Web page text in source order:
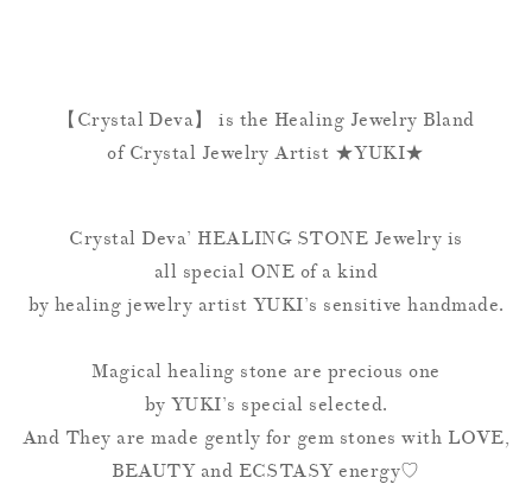
【Crystal Deva】 is the Healing Jewelry Bland
of Crystal Jewelry Artist ★YUKI★
Crystal Deva’ HEALING STONE Jewelry is
all special ONE of a kind
by healing jewelry artist YUKI’s sensitive handmade.
Magical healing stone are precious one
by YUKI’s special selected.
And They are made gently for gem stones with LOVE,
BEAUTY and ECSTASY energy♡